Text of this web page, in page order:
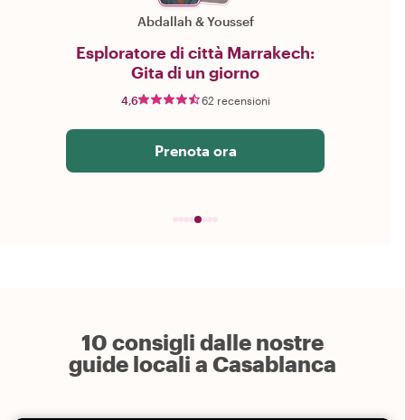
Abdallah &Youssef
Esploratore di città Marrakech:
Gita di un giorno
4,6 62 recensioni
Prenota ora
10 consigli dalle nostre
guide locali a Casablanca